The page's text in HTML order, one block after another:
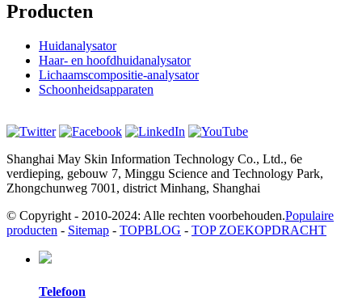
Producten
Huidanalysator
Haar- en hoofdhuidanalysator
Lichaamscompositie-analysator
Schoonheidsapparaten
Shanghai May Skin Information Technology Co., Ltd., 6e
verdieping, gebouw 7, Minggu Science and Technology Park,
Zhongchunweg 7001, district Minhang, Shanghai
© Copyright - 2010-2024: Alle rechten voorbehouden.Populaire
producten - Sitemap - TOPBLOG - TOP ZOEKOPDRACHT
Telefoon